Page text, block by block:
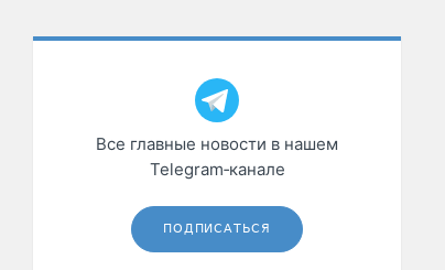
Все главные новости в нашем
Telegram‑канале
ПОДПИСАТЬСЯ